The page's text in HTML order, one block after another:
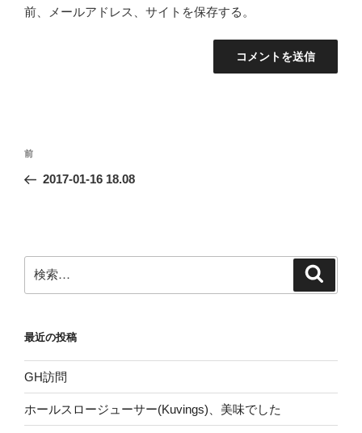
前、メールアドレス、サイトを保存する。
投
ナ
ー
シ
前
の
前
2017-01-16 18.08
索:
最近の投稿
GH訪問
ホールスロージューサー(Kuvings)、美味でした